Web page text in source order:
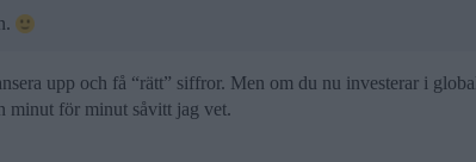
upp och få “rätt” siffror. Men om du nu investerar i
minut för minut såvitt jag vet.